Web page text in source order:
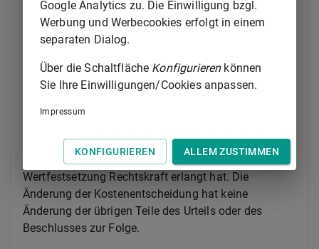
Kostenentscheidung von Amts wegen ändern. Wird
die Kostenentscheidung nach Satz 1 geändert, ist
auch eine bereits erfolgte Kostenfestsetzung von
Amts wegen zu ändern.
(2) Für die Entscheidung nach Absatz 1 Satz 1 gilt
319 Absatz 2
Kostenentscheidung ist nur innerhalb von sechs
Monaten zulässig, nachdem die Änderung der
Wertfestsetzung Rechtskraft erlangt hat. Die
Änderung der Kostenentscheidung hat keine
Änderung der übrigen Teile des Urteils oder des
Beschlusses zur Folge.
Google Analytics zu. Die Einwilligung bzgl.
Werbung und Werbecookies erfolgt in einem
separaten Dialog.
Über die Schaltfläche Konfigurierenkönnen
Sie Ihre Einwilligungen/Cookies anpassen.
Impressum
KONFIGURIEREN ALLEM ZUSTIMMEN